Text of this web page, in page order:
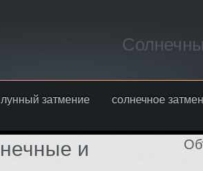
лунный затмение солнечное
и